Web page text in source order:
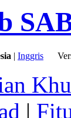
| Inggris
|